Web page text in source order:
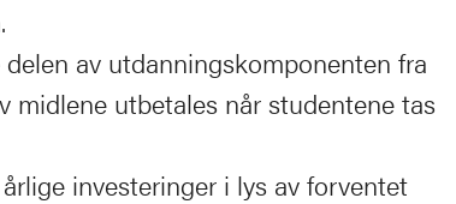
av utdanningskomponenten fra
midlene utbetales når studentene tas
investeringer i lys av forventet